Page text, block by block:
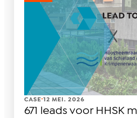
CASE.12 MEI. 2026
671 leads voor HHSK